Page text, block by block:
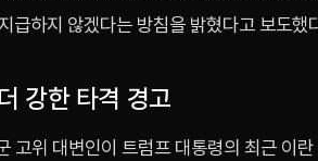
급하지 않겠다는 방침을 밝혔다고 보도했
강한 타격 경고
고위 대변인이 트럼프 대통령의 최근 이란